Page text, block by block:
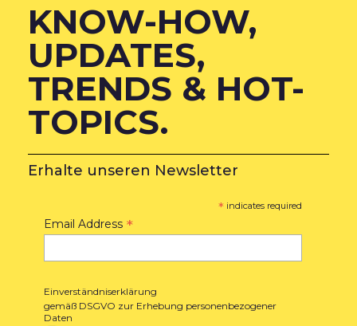
KNOW-HOW,
UPDATES,
TRENDS & HOT-
TOPICS.
Erhalte unseren Newsletter
* indicates required
Email Address *
Einverständniserklärung
gemäß DSGVO zur Erhebung personenbezogener
Daten